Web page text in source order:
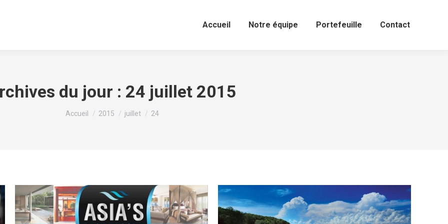
Accueil Notre équipe Portefeuille Contact
du jour : 24 juillet 2015
Vous êtes ici :
Accueil 2015 juillet 24